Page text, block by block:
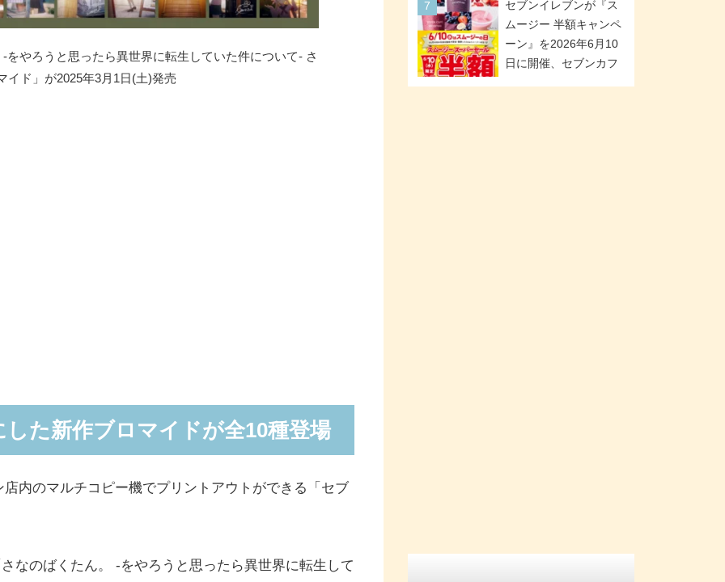
やろうと思ったら異世界に転生していた件について- さ
イド」が2025年3月1日(土)発売
た新作ブロマイドが全10種登場
内のマルチコピー機でプリントアウトができる「セブ
のばくたん。 -をやろうと思ったら異世界に転生して
グ」。満場一致合格数
は6商品、合格数は2商
品。TVerでの見逃し配
セブンイレブンが『ス
ムージー 半額キャンペ
ーン』を2026年6月10
日に開催、セブンカフ